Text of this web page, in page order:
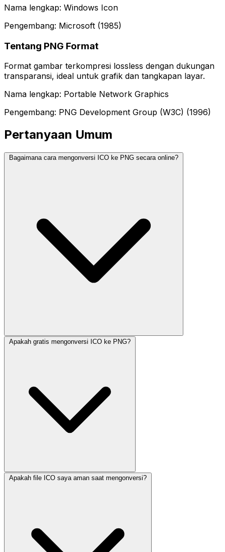
Nama lengkap: Windows Icon
Pengembang: Microsoft (1985)
Tentang PNG Format
Format gambar terkompresi lossless dengan dukungan
transparansi, ideal untuk grafik dan tangkapan layar.
Nama lengkap: Portable Network Graphics
Pengembang: PNG Development Group (W3C) (1996)
Pertanyaan Umum
Bagaimana cara mengonversi ICO ke PNG secara online?
Apakah gratis mengonversi ICO ke PNG?
Apakah file ICO saya aman saat mengonversi?